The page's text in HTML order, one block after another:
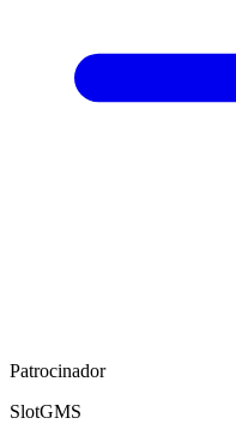
Patrocinador
SlotGMS